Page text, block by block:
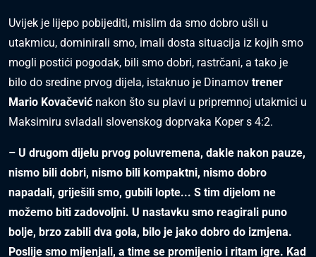
Uvijek je lijepo pobijediti, mislim da smo dobro ušli u
utakmicu, dominirali smo, imali dosta situacija iz kojih smo
mogli postići pogodak, bili smo dobri, rastrčani, a tako je
bilo do sredine prvog dijela, istaknuo je Dinamov trener
Mario Kovačević nakon što su plavi u pripremnoj utakmici u
Maksimiru svladali slovenskog doprvaka Koper s 4:2.
– U drugom dijelu prvog poluvremena, dakle nakon pauze,
nismo bili dobri, nismo bili kompaktni, nismo dobro
napadali, griješili smo, gubili lopte... S tim dijelom ne
možemo biti zadovoljni. U nastavku smo reagirali puno
bolje, brzo zabili dva gola, bilo je jako dobro do izmjena.
Poslije smo mijenjali, a time se promijenio i ritam igre. Kad